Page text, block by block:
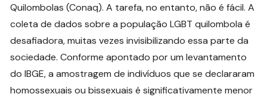
Quilombolas (Conaq). A tarefa, no entanto, não é fácil. A
coleta de dados sobre a população LGBT quilombola é
desafiadora, muitas vezes invisibilizando essa parte da
sociedade. Conforme apontado por um levantamento
do IBGE, a amostragem de indivíduos que se declararam
homossexuais ou bissexuais é significativamente menor